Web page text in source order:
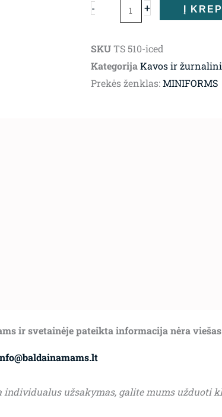
- + Į
SKUTS 510-iced
KategorijaKavos ir
Prekės ženklas:MINIFORMS
ir svetainėje pateikta informacija nėra
užsakymas, galite mums užduoti